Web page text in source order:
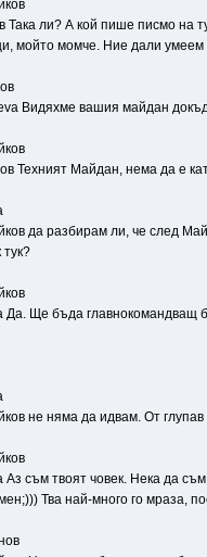
Така ли? А кой пише писмо на
мойто момче. Ние дали
Видяхме вашия майдан
Техният Майдан, нема да е
да разбирам ли, че след
тук?
Да. Ще бъда главнокомандващ
не няма да идвам. От глупав
Аз съм твоят човек. Нека да
Тва най-много го мраза,